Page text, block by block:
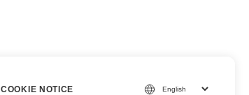
COOKIE NOTICE